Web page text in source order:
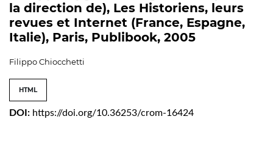
la direction de), Les Historiens, leurs
revues et Internet (France, Espagne,
Italie), Paris, Publibook, 2005
Filippo Chiocchetti
HTML
DOI: https://doi.org/10.36253/crom-16424